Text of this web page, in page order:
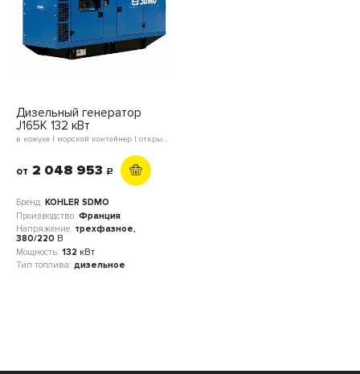
Дизельный генератор
J165K 132 кВт
в кожухе | морской контейнер | открытое исполнение | блок-контейнер
от 2 048 953 c
Бренд: KOHLER SDMO
Производство: Франция
Напряжение: трехфазное,
380/220 В
Мощность: 132 кВт
Тип топлива: дизельное